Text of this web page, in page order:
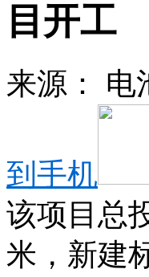
目开工
来源： 电
到手机
该项目总
米，新建